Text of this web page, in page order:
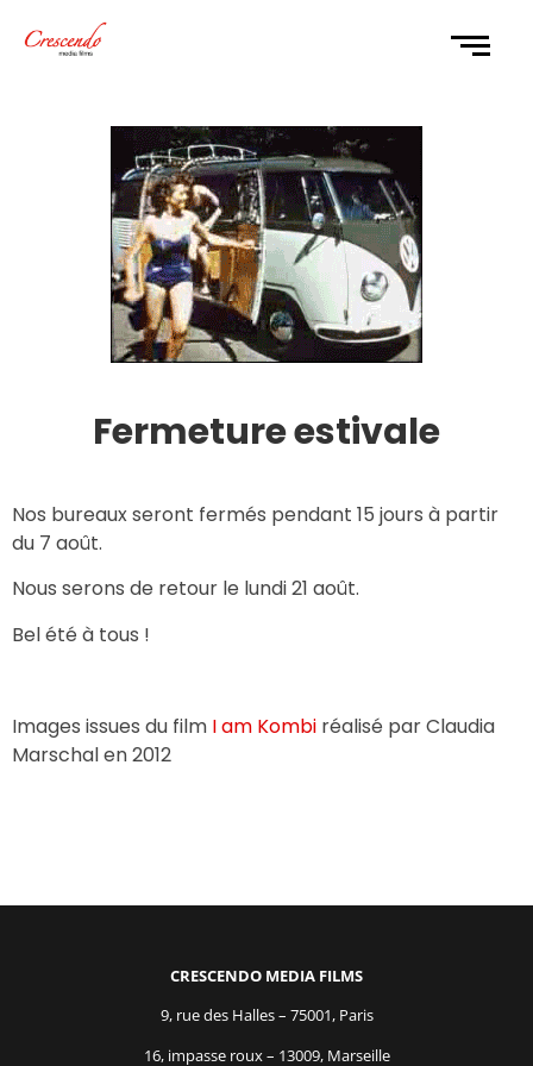
Fermeture estivale
Nos bureaux seront fermés pendant 15 jours à partir
du 7 août.
Nous serons de retour le lundi 21 août.
Bel été à tous !
Images issues du film I am Kombi réalisé par Claudia
Marschal en 2012
CRESCENDO MEDIA FILMS
9, rue des Halles – 75001, Paris
16, impasse roux – 13009, Marseille